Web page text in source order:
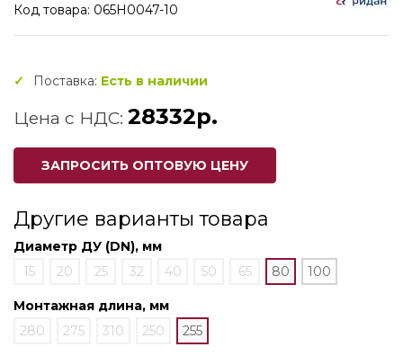
Код товара: 065H0047-10
Поставка: Есть в наличии
Цена с НДС: 28332р.
ЗАПРОСИТЬ ОПТОВУЮ ЦЕНУ
Другие варианты товара
Диаметр ДУ (DN), мм
15
20 25 32 40 50 65 80 100
Монтажная длина, мм
280
275 310 250 255